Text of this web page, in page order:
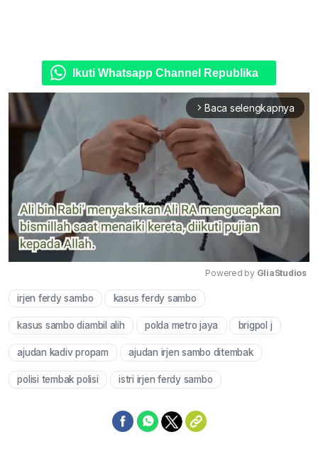
Ikuti Whatsapp Channel Republika
arrow_forward_ios Baca selengkapnya
Powered by GliaStudios
irjen ferdy sambo kasus ferdy sambo
kasus sambo diambil alih polda metro jaya brigpol j
ajudan kadiv propam ajudan irjen sambo ditembak
polisi tembak polisi istri irjen ferdy sambo